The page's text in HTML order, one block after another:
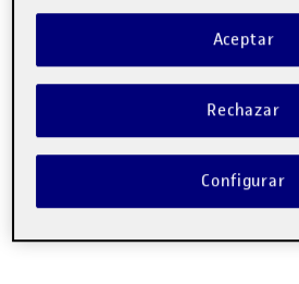
Publicado por
Lourdes Rodríguez Fernández
Fecha de publicación
10 noviembre,
-2 comentarios
Entrega del Reto 2 …
Rechazar
Aceptar
Configurar